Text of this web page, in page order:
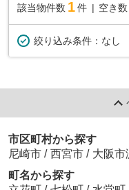
該当物件数 1件 空き数
絞り込み条件： なし
市区町村から探す
尼崎市 / 西宮市 / 大阪市
町名から探す